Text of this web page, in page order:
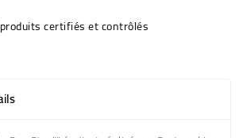
certifiés et contrôlés